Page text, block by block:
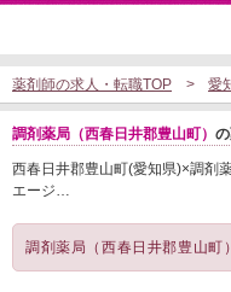
薬剤師の求人・転職TOP 愛
調剤薬局（西春日井郡豊山町）
西春日井郡豊山町(愛知県)×調剤
エージ…
調剤薬局（西春日井郡豊山町）